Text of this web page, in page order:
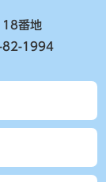
番地
1994